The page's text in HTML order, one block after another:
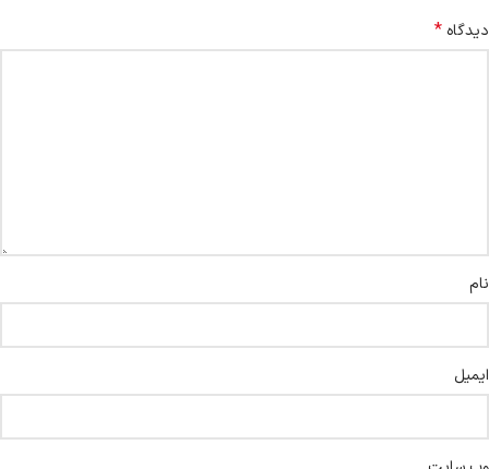
دیدگاه *
نام
ایمیل